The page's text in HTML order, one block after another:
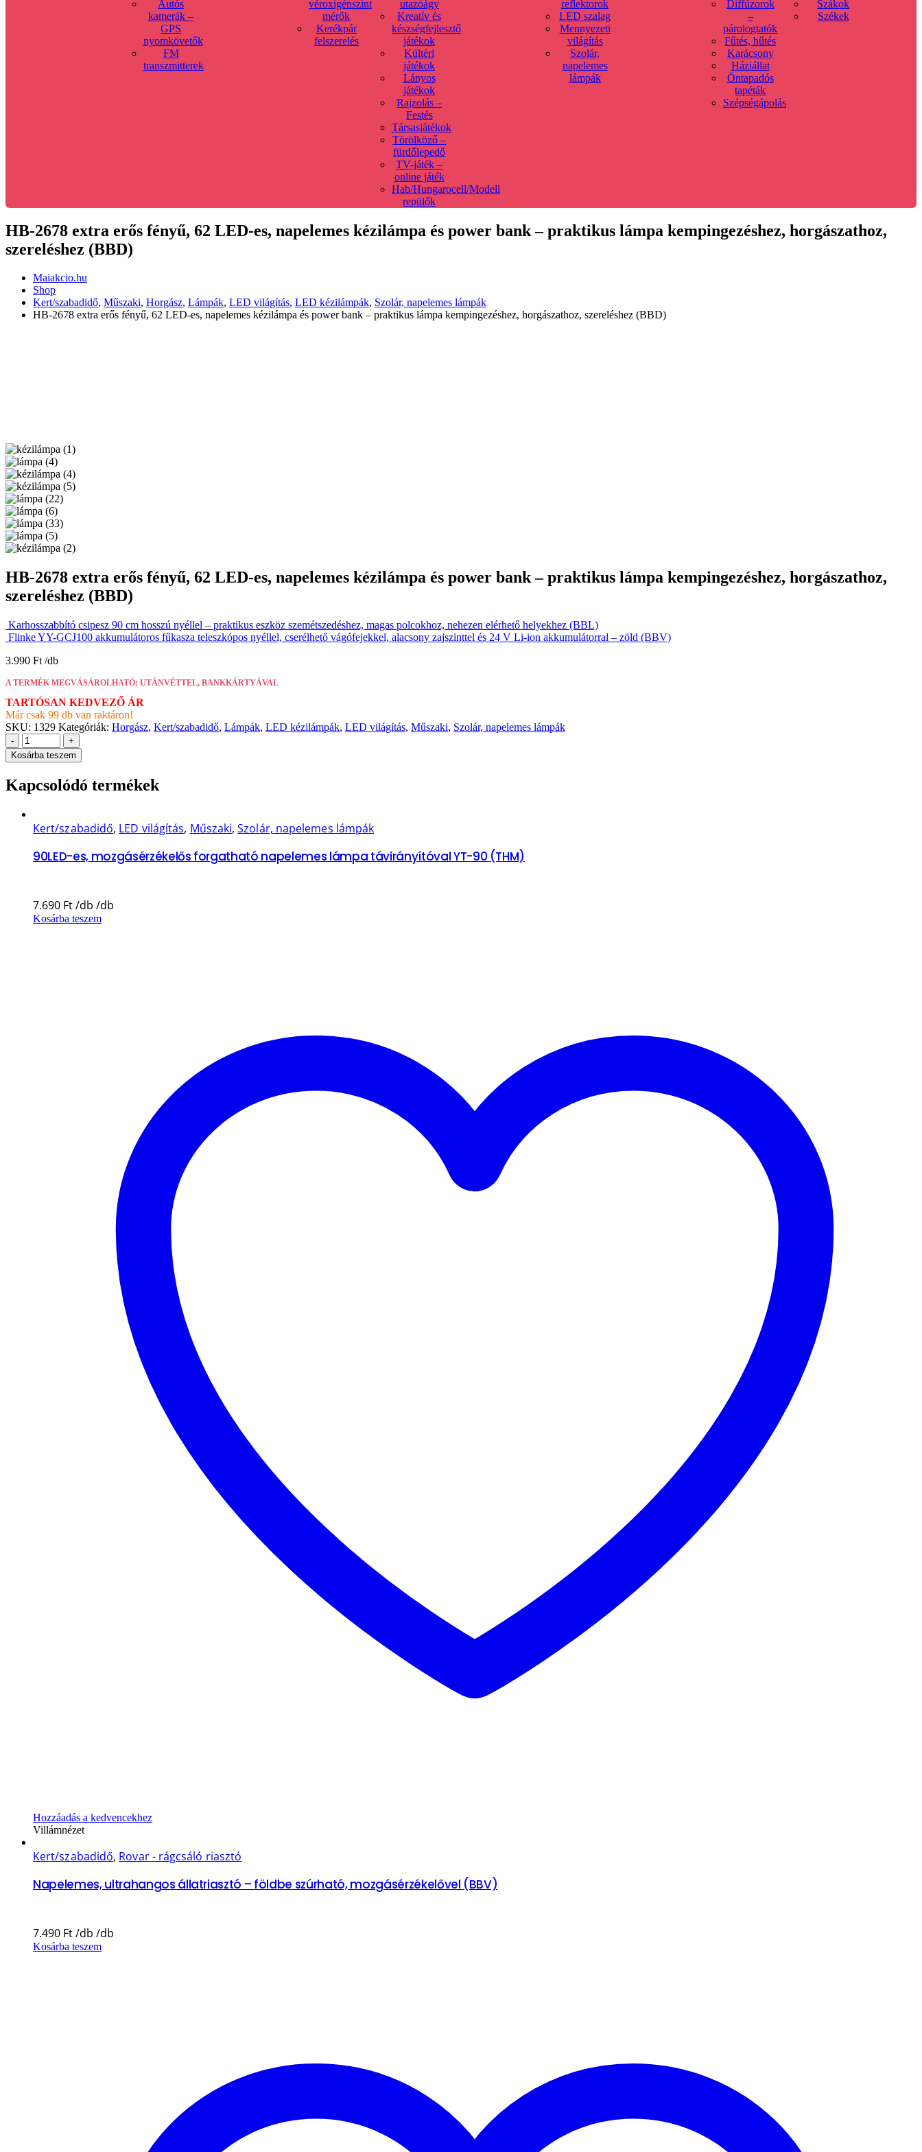
Autós
kamerák –
GPS
nyomkövetők
FM
transzmitterek
véroxigénszint
mérők
Kerékpár
felszerelés
utazóágy
Kreatív és
készségfejlesztő
játékok
Kültéri
játékok
Lányos
játékok
Rajzolás –
Festés
Társasjátékok
Törölköző –
fürdőlepedő
TV-játék –
online játék
Hab/Hungarocell/Modell
repülők
reflektorok
LED szalag
Mennyezeti
világítás
Szolár,
napelemes
lámpák
Diffúzorok
–
párologtatók
Fűtés, hűtés
Karácsony
Háziállat
Öntapadós
tapéták
Szépségápolás
Szákok
Székek
HB-2678 extra erős fényű, 62 LED-es, napelemes kézilámpa és power bank – praktikus lámpa kempingezéshez, horgászathoz,
szereléshez (BBD)
Maiakcio.hu
Shop
Kert/szabadidő, Műszaki, Horgász, Lámpák, LED világítás, LED kézilámpák, Szolár, napelemes lámpák
HB-2678 extra erős fényű, 62 LED-es, napelemes kézilámpa és power bank – praktikus lámpa kempingezéshez, horgászathoz, szereléshez (BBD)
HB-2678 extra erős fényű, 62 LED-es, napelemes kézilámpa és power bank – praktikus lámpa kempingezéshez, horgászathoz,
szereléshez (BBD)
Karhosszabbító csipesz 90 cm hosszú nyéllel – praktikus eszköz szemétszedéshez, magas polcokhoz, nehezen elérhető helyekhez (BBL)
Flinke YY-GCJ100 akkumulátoros fűkasza teleszkópos nyéllel, cserélhető vágófejekkel, alacsony zajszinttel és 24 V Li-ion akkumulátorral – zöld (BBV)
3.990 Ft
A TERMÉK MEGVÁSÁROLHATÓ: UTÁNVÉTTEL, BANKKÁRTYÁVAL
TARTÓSAN KEDVEZŐ ÁR
Már csak 99 db van raktáron!
SKU: 1329 Kategóriák: Horgász, Kert/szabadidő, Lámpák, LED kézilámpák, LED világítás, Műszaki, Szolár, napelemes lámpák
-
+
Kosárba teszem
Kapcsolódó termékek
Kert/szabadidő, LED világítás, Műszaki,Szolár, napelemes lámpák
90LED-es, mozgásérzékelős forgatható napelemes lámpa távirányítóval YT-90 (THM)
7.690 Ft
Kosárba teszem
Hozzáadás a kedvencekhez
Villámnézet
Kert/szabadidő, Rovar - rágcsáló riasztó
Napelemes, ultrahangos állatriasztó – földbe szúrható, mozgásérzékelővel (BBV)
7.490 Ft
Kosárba teszem